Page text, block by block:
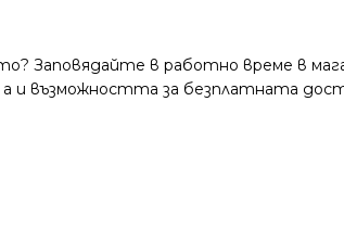
Заповядайте в работно време в
и възможността за безплатната